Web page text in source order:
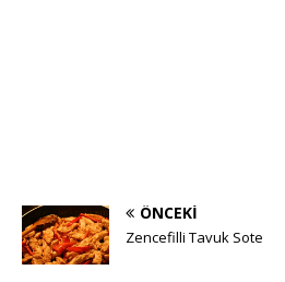
ÖNCEKI
Zencefilli Tavuk Sote